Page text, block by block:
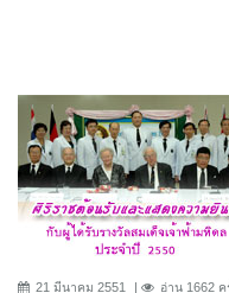
21 มีนาคม 2551 อ่าน 1662 ค